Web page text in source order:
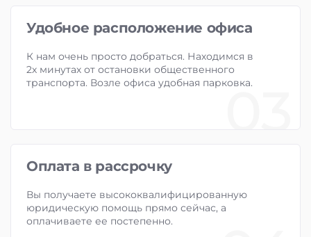
Удобное расположение офиса
К нам очень просто добраться. Находимся в
2х минутах от остановки общественного
транспорта. Возле офиса удобная парковка.
Оплата в рассрочку
Вы получаете высококвалифицированную
юридическую помощь прямо сейчас, а
оплачиваете ее постепенно.